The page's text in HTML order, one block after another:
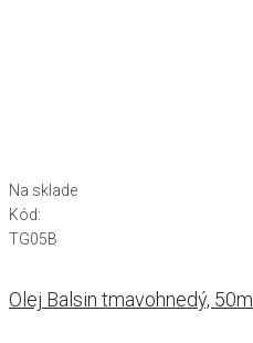
Na sklade
Kód:
TG05B
Olej Balsin tmavohnedý, 50ml